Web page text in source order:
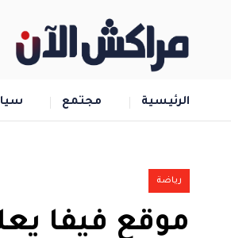
الرئيسية مجتمع
رياضة
موقع فيفا